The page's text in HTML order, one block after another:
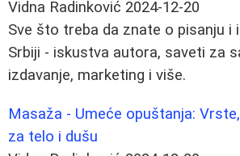
Vidna Radinković 2024-12-20
Sve što treba da znate o pisanju i
Srbiji - iskustva autora, saveti za
izdavanje, marketing i više.
Masaža - Umeće opuštanja:
za telo i dušu